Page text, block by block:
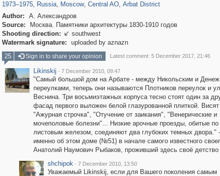
1973–1975, Russia, Moscow, Central AO, Arbat District
Author:
А. Александров
Source:
Москва. Памятники архитектуры 1830-1910 годов
Shooting direction:  southwest
Watermark signature:
uploaded by aznazn
25
Sign in to share your opinion Latest comment: 5 December 2017, 21:46
Likinskij · 7 December 2010, 09:47
"Самый большой дом на Арбате - между Никольским и
переулками, теперь они называются Плотников переулок и
Веснина. Три восьмиэтажных корпуса тесно стоят один за
фасад первого выложен белой глазурованной плиткой. Висят
"Ажурная строчка", "Отучение от заикания", "Венерические и
мочеполовые болезни"... Низкие арочные проезды, обитые по
листовым железом, соединяют два глубоких темных двора."
именно об этом доме (№51) в начале самого известного
Анатолий Наумович Рыбаков, проживший здесь своё
shchipok · 7 December 2010, 13:50
Уважаемый Likinskij, если для Вашего поколения самым